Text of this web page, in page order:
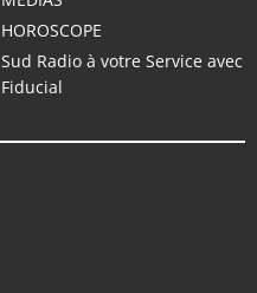
HOROSCOPE
Sud Radio à votre Service avec
Fiducial